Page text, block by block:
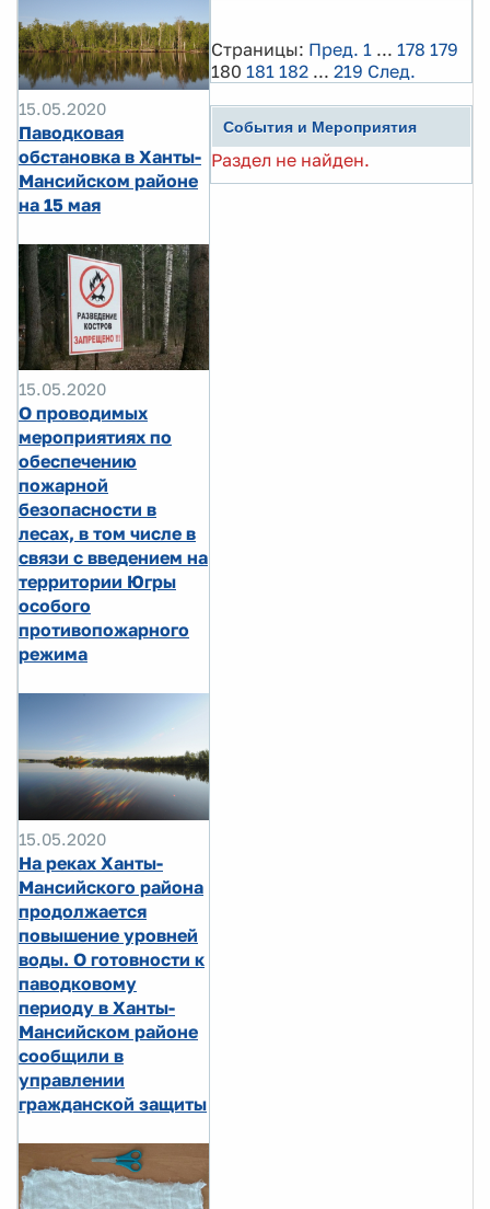
15.05.2020
Паводковая
обстановка в Ханты-
Мансийском районе
на 15 мая
15.05.2020
О проводимых
мероприятиях по
обеспечению
пожарной
безопасности в
лесах, в том числе в
связи с введением на
территории Югры
особого
противопожарного
режима
15.05.2020
На реках Ханты-
Мансийского района
продолжается
повышение уровней
воды. О готовности к
паводковому
периоду в Ханты-
Мансийском районе
сообщили в
управлении
гражданской защиты
Страницы: Пред. 1 ... 178 179
180 181 182 ... 219 След.
События и Мероприятия
Раздел не найден.